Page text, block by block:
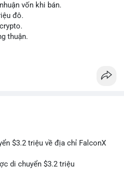
giao dịch Âu-Mỹ. Tâm lý thị
nhà đầu tư nhỏ lẻ theo dõi
2-4 giờ tới. Nếu dòng tiền
thể duy trì chiến lược nắm giữ
vốn khi bán.
đô.
thuận.
$3.2 triệu về địa chỉ FalconX
di chuyển $3.2 triệu